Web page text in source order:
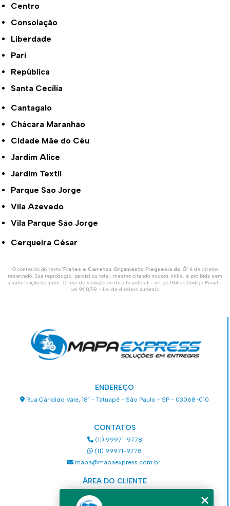
Centro
Consolação
Liberdade
Pari
República
Santa Cecília
Cantagalo
Chácara Maranhão
Cidade Mãe do Céu
Jardim Alice
Jardim Textil
Parque São Jorge
Vila Azevedo
Vila Parque São Jorge
Cerqueira César
O conteúdo do texto "Fretes e Carretos Orçamento Freguesia do Ó" é de direito
reservado. Sua reprodução, parcial ou total, mesmo citando nossos links, é proibida sem
a autorização do autor. Crime de violação de direito autoral – artigo 184 do Código Penal –
Lei 9610/98 - Lei de direitos autorais.
ENDEREÇO
Rua Cândido Vale, 181 - Tatuapé - São Paulo - SP - 03068-010
CONTATOS
(11) 99971-9778
(11) 99971-9778
mapa@mapaexpress.com.br
ÁREA DO CLIENTE